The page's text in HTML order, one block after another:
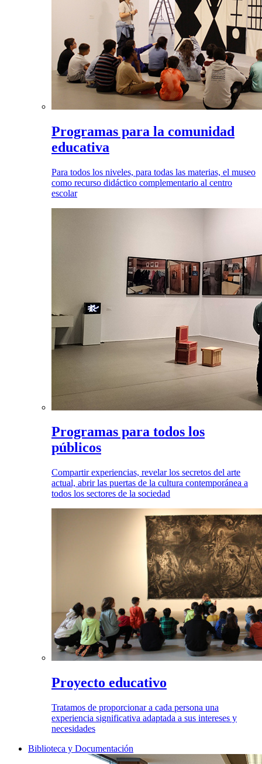
Programas para la comunidad
educativa
Para todos los niveles, para todas las materias, el museo
como recurso didáctico complementario al centro
escolar
Programas para todos los
públicos
Compartir experiencias, revelar los secretos del arte
actual, abrir las puertas de la cultura contemporánea a
todos los sectores de la sociedad
Proyecto educativo
Tratamos de proporcionar a cada persona una
experiencia significativa adaptada a sus intereses y
necesidades
Biblioteca y Documentación